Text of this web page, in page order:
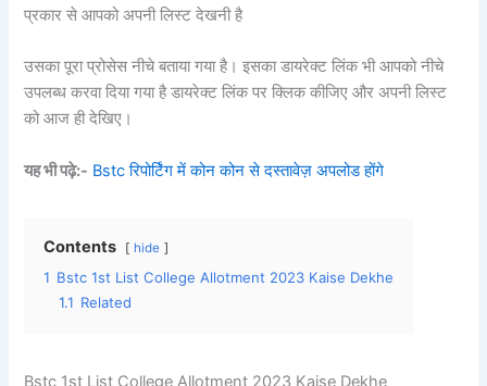
प्रकार से आपको अपनी लिस्ट देखनी है
उसका पूरा प्रोसेस नीचे बताया गया है। इसका डायरेक्ट लिंक भी आपको नीचे
उपलब्ध करवा दिया गया है डायरेक्ट लिंक पर क्लिक कीजिए और अपनी लिस्ट
को आज ही देखिए।
यह भी पढ़े:- Bstc रिपोर्टिंग में कोन कोन से दस्तावेज़ अपलोड होंगे
Contents hide
1 Bstc 1st List College Allotment 2023 Kaise Dekhe
1.1 Related
Bstc 1st List College Allotment 2023 Kaise Dekhe